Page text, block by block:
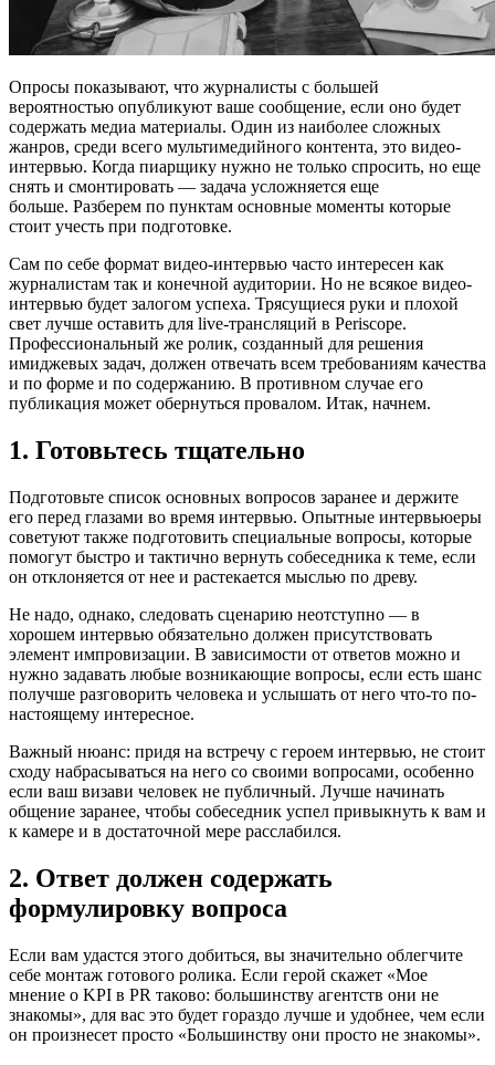
Опросы показывают, что журналисты с большей
вероятностью опубликуют ваше сообщение, если оно будет
содержать медиа материалы. Один из наиболее сложных
жанров, среди всего мультимедийного контента, это видео-
интервью. Когда пиарщику нужно не только спросить, но еще
снять и смонтировать — задача усложняется еще
больше. Разберем по пунктам основные моменты которые
стоит учесть при подготовке.
Сам по себе формат видео-интервью часто интересен как
журналистам так и конечной аудитории. Но не всякое видео-
интервью будет залогом успеха. Трясущиеся руки и плохой
свет лучше оставить для live-трансляций в Periscope.
Профессиональный же ролик, созданный для решения
имиджевых задач, должен отвечать всем требованиям качества
и по форме и по содержанию. В противном случае его
публикация может обернуться провалом. Итак, начнем.
1. Готовьтесь тщательно
Подготовьте список основных вопросов заранее и держите
его перед глазами во время интервью. Опытные интервьюеры
советуют также подготовить специальные вопросы, которые
помогут быстро и тактично вернуть собеседника к теме, если
он отклоняется от нее и растекается мыслью по древу.
Не надо, однако, следовать сценарию неотступно — в
хорошем интервью обязательно должен присутствовать
элемент импровизации. В зависимости от ответов можно и
нужно задавать любые возникающие вопросы, если есть шанс
получше разговорить человека и услышать от него что-то по-
настоящему интересное.
Важный нюанс: придя на встречу с героем интервью, не стоит
сходу набрасываться на него со своими вопросами, особенно
если ваш визави человек не публичный. Лучше начинать
общение заранее, чтобы собеседник успел привыкнуть к вам и
к камере и в достаточной мере расслабился.
2. Ответ должен содержать
формулировку вопроса
Если вам удастся этого добиться, вы значительно облегчите
себе монтаж готового ролика. Если герой скажет «Мое
мнение о KPI в PR таково: большинству агентств они не
знакомы», для вас это будет гораздо лучше и удобнее, чем если
он произнесет просто «Большинству они просто не знакомы».